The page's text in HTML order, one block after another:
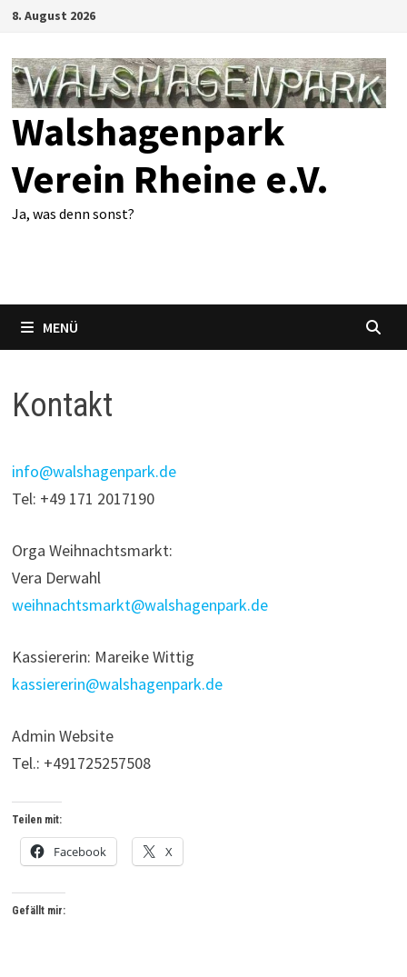
Zum
springen
8. August 2026
Walshagenpark
Verein Rheine e.V.
Ja, was denn sonst?
MENÜ
Kontakt
info@walshagenpark.de
Tel: +49 171 2017190
Orga Weihnachtsmarkt:
Vera Derwahl
weihnachtsmarkt@walshagenpark.de
Kassiererin: Mareike Wittig
kassiererin@walshagenpark.de
Admin Website
Tel.: +491725257508
Teilen mit:
Facebook X
Gefällt mir: